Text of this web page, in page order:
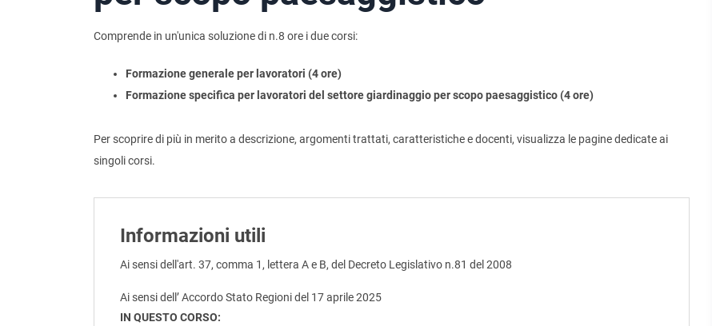
Comprende in un'unica soluzione di n.8 ore i due corsi:
Formazione generale per lavoratori (4 ore)
Formazione specifica per lavoratori del settore giardinaggio per scopo paesaggistico (4 ore)
Per scoprire di più in merito a descrizione, argomenti trattati, caratteristiche e docenti, visualizza le pagine dedicate ai
singoli corsi.
Informazioni utili
Ai sensi dell'art. 37, comma 1, lettera A e B, del Decreto Legislativo n.81 del 2008
Ai sensi dell’ Accordo Stato Regioni del 17 aprile 2025
IN QUESTO CORSO: